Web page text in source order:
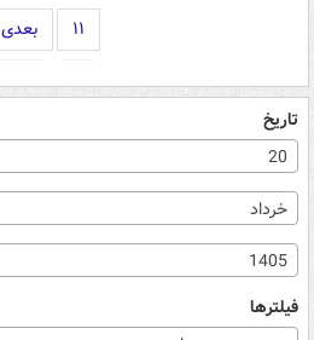
۱۱ بعدی
تاریخ
20
خرداد
1405
فیلترها